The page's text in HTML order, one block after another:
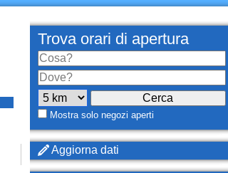
Trova orari di apertura
Mostra solo negozi aperti
Aggiorna dati